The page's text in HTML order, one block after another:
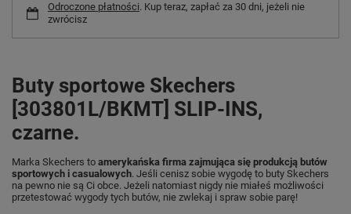
Odroczone płatności. Kup teraz, zapłać za 30 dni, jeżeli nie
zwrócisz
Buty sportowe Skechers
[303801L/BKMT] SLIP-INS,
czarne.
Marka Skechers to amerykańska firma zajmująca się produkcją butów
sportowych i casualowych. Jeśli cenisz sobie wygodę to buty Skechers
na pewno nie są Ci obce. Jeżeli natomiast nigdy nie miałeś możliwości
przetestować wygody tych butów, nie zwlekaj i spraw sobie parę!